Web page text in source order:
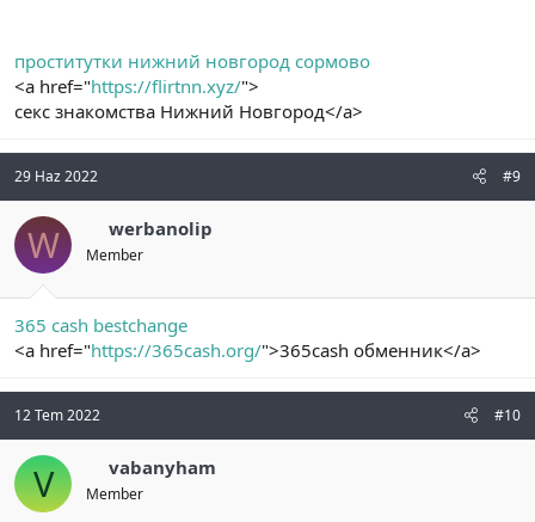
проститутки нижний новгород сормово
<a href="https://flirtnn.xyz/">
секс знакомства Нижний Новгород</a>
29 Haz 2022 #9
W werbanolip
Member
365 cash bestchange
<a href="https://365cash.org/">365cash обменник</a>
12 Tem 2022 #10
V vabanyham
Member